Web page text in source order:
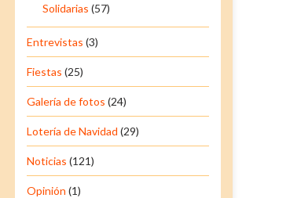
Solidarias (57)
Entrevistas (3)
Fiestas (25)
Galería de fotos (24)
Lotería de Navidad (29)
Noticias (121)
Opinión (1)